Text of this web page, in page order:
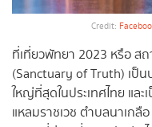
Credit:
ที่เที่ยวพัทยา 2023 หรือ ส
(Sanctuary of Truth) เป็
ใหญ่ที่สุดในประเทศไทย แล
แหลมราชเวช ตำบลนาเกลื